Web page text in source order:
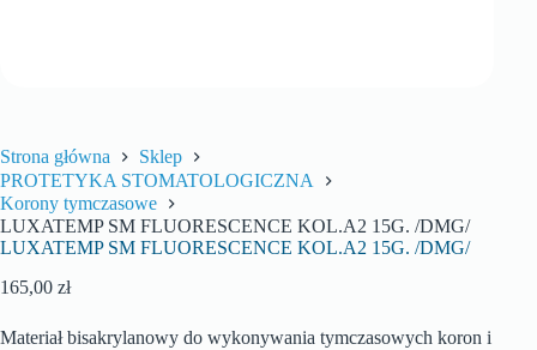
Strona główna
Sklep
PROTETYKA STOMATOLOGICZNA
Korony tymczasowe
LUXATEMP SM FLUORESCENCE KOL.A2 15G. /DMG/
LUXATEMP SM FLUORESCENCE KOL.A2 15G. /DMG/
165,00 zł
Materiał bisakrylanowy do wykonywania tymczasowych koron i